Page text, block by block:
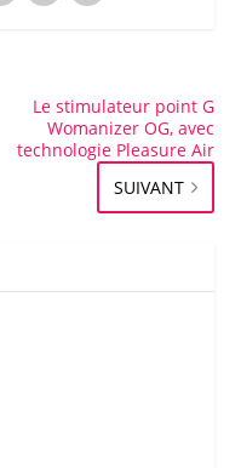
Le stimulateur point G
Womanizer OG, avec
technologie Pleasure Air
SUIVANT